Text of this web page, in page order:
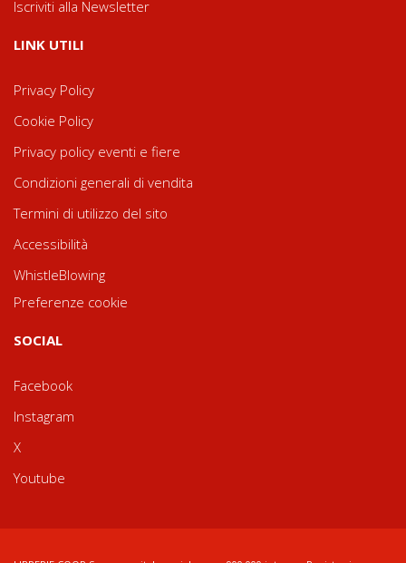
Iscriviti alla Newsletter
LINK UTILI
Privacy Policy
Cookie Policy
Privacy policy eventi e fiere
Condizioni generali di vendita
Termini di utilizzo del sito
Accessibilità
WhistleBlowing
Preferenze cookie
SOCIAL
Facebook
Instagram
X
Youtube